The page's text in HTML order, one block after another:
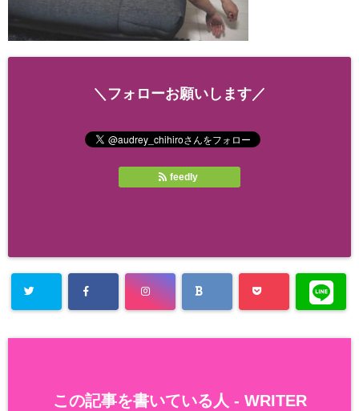
＼フォローお願いします／
feedly
この記事を書いている人 - WRITER